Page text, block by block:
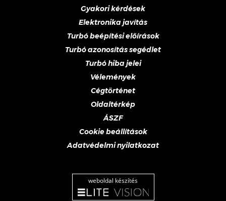
Gyakori kérdések
Elektronika javítás
Turbó beépítési előírások
Turbó azonosítás segédlet
Turbó hiba jelei
Vélemények
Cégtörténet
Oldaltérkép
ÁSZF
Cookie beállítások
Adatvédelmi nyilatkozat
weboldal készítés